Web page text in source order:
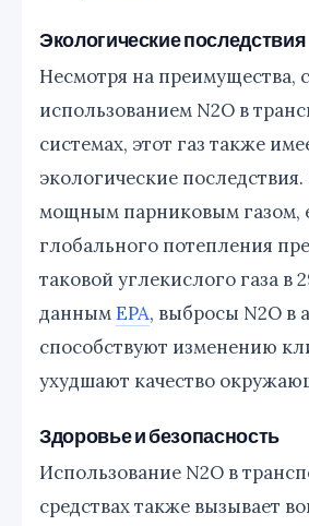
Экологические последствия
Несмотря на преимущества,
использованием N2O в
системах, этот газ также
экологические последствия.
мощным парниковым газом,
глобального потепления
таковой углекислого газа в
даннымEPA, выбросы N2O в
способствуют изменению
ухудшают качество
Здоровье и безопасность
Использование N2O в
средствах также вызывает